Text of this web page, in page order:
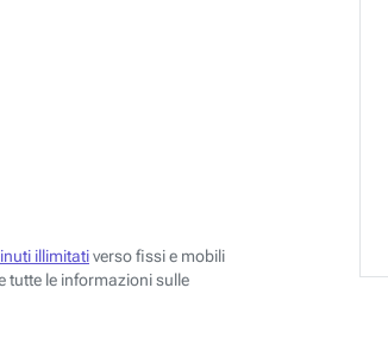
illimitativerso fissi e mobili
tutte le informazioni sulle